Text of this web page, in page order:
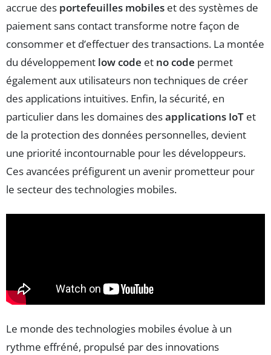
accrue des portefeuilles mobiles et des systèmes de
paiement sans contact transforme notre façon de
consommer et d’effectuer des transactions. La montée
du développement low code et no code permet
également aux utilisateurs non techniques de créer
des applications intuitives. Enfin, la sécurité, en
particulier dans les domaines desapplications IoT et
de la protection des données personnelles, devient
une priorité incontournable pour les développeurs.
Ces avancées préfigurent un avenir prometteur pour
le secteur des technologies mobiles.
Le monde des technologies mobiles évolue à un
rythme effréné, propulsé par des innovations